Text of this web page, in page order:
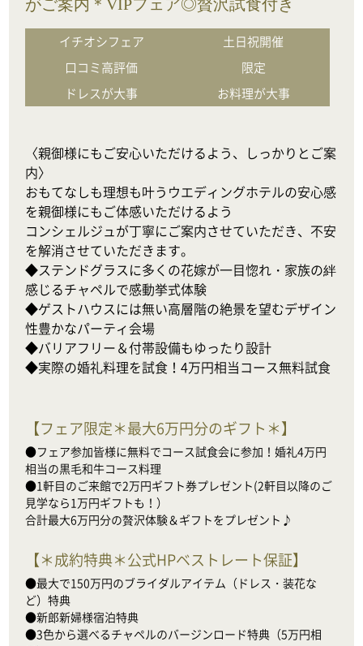
がご案内＊VIPフェア◎贅沢試食付き
イチオシフェア
土日祝開催
口コミ高評価
限定
ドレスが大事
お料理が大事
〈親御様にもご安心いただけるよう、しっかりとご案
内〉
おもてなしも理想も叶うウエディングホテルの安心感
を親御様にもご体感いただけるよう
コンシェルジュが丁寧にご案内させていただき、不安
を解消させていただきます。
◆ステンドグラスに多くの花嫁が一目惚れ・家族の絆
感じるチャペルで感動挙式体験
◆ゲストハウスには無い高層階の絶景を望むデザイン
性豊かなパーティ会場
◆バリアフリー＆付帯設備もゆったり設計
◆実際の婚礼料理を試食！4万円相当コース無料試食
【フェア限定＊最大6万円分のギフト＊】
●フェア参加皆様に無料でコース試食会に参加！婚礼4万円
相当の黒毛和牛コース料理
●1軒目のご来館で2万円ギフト券プレゼント(2軒目以降のご
見学なら1万円ギフトも！）
合計最大6万円分の贅沢体験＆ギフトをプレゼント♪
【＊成約特典＊公式HPベストレート保証】
●最大で150万円のブライダルアイテム（ドレス・装花な
ど）特典
●新郎新婦様宿泊特典
●3色から選べるチャペルのバージンロード特典（5万円相